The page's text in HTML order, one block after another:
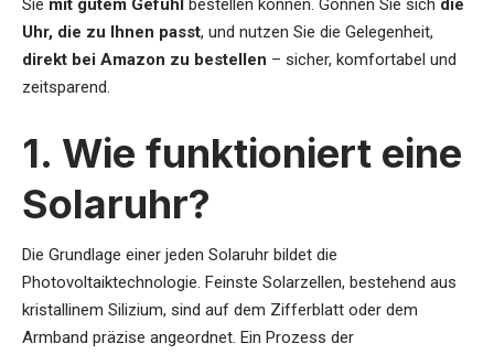
Sie mit gutem Gefühl bestellen können. Gönnen Sie sich die
Uhr, die zu Ihnen passt, und nutzen Sie die Gelegenheit,
direkt bei Amazon zu bestellen – sicher, komfortabel und
zeitsparend.
1. Wie funktioniert eine
Solaruhr?
Die Grundlage einer jeden Solaruhr bildet die
Photovoltaiktechnologie. Feinste Solarzellen, bestehend aus
kristallinem Silizium, sind auf dem Zifferblatt oder dem
Armband präzise angeordnet. Ein Prozess der